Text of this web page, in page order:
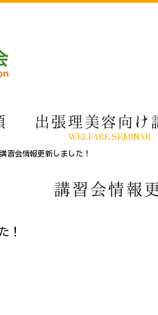
出張理美容向け
WELFARE SEMINAR
講習会情報更新しました！
講習会情報
！